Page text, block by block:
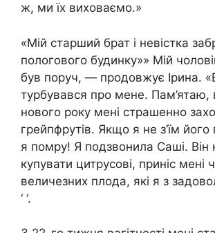
ж, ми їх виховаємо.»
«Мій старший брат і невістка
пологового будинку»» Мій
був поруч, — продовжує Ірина.
турбувався про мене. Пам’ятаю,
нового року мені страшенно
грейпфрутів. Якщо я не з’їм
я помру! Я подзвонила Саші. Він
купувати цитрусові, приніс мені
величезних плода, які я з
‘ ‘.